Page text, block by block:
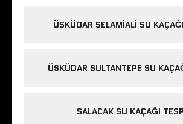
ÜSKÜDAR SELAMIALI SU
ÜSKÜDAR SULTANTEPE SU
SALACAK SU KAÇAĞI